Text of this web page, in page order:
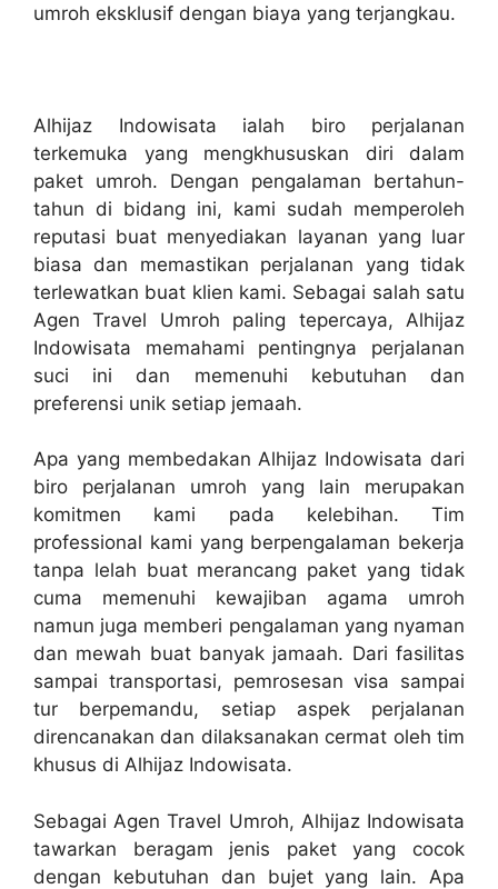
umroh eksklusif dengan biaya yang terjangkau.
Alhijaz Indowisata ialah biro perjalanan
terkemuka yang mengkhususkan diri dalam
paket umroh. Dengan pengalaman bertahun-
tahun di bidang ini, kami sudah memperoleh
reputasi buat menyediakan layanan yang luar
biasa dan memastikan perjalanan yang tidak
terlewatkan buat klien kami. Sebagai salah satu
Agen Travel Umroh paling tepercaya, Alhijaz
Indowisata memahami pentingnya perjalanan
suci ini dan memenuhi kebutuhan dan
preferensi unik setiap jemaah.
Apa yang membedakan Alhijaz Indowisata dari
biro perjalanan umroh yang lain merupakan
komitmen kami pada kelebihan. Tim
professional kami yang berpengalaman bekerja
tanpa lelah buat merancang paket yang tidak
cuma memenuhi kewajiban agama umroh
namun juga memberi pengalaman yang nyaman
dan mewah buat banyak jamaah. Dari fasilitas
sampai transportasi, pemrosesan visa sampai
tur berpemandu, setiap aspek perjalanan
direncanakan dan dilaksanakan cermat oleh tim
khusus di Alhijaz Indowisata.
Sebagai Agen Travel Umroh, Alhijaz Indowisata
tawarkan beragam jenis paket yang cocok
dengan kebutuhan dan bujet yang lain. Apa